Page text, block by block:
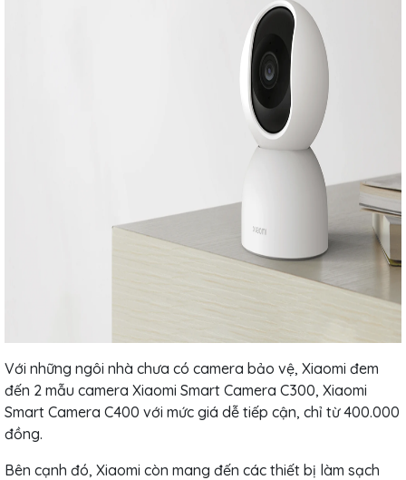
Với những ngôi nhà chưa có camera bảo vệ, Xiaomi đem
đến 2 mẫu camera Xiaomi Smart Camera C300, Xiaomi
Smart Camera C400 với mức giá dễ tiếp cận, chỉ từ 400.000
đồng.
Bên cạnh đó, Xiaomi còn mang đến các thiết bị làm sạch